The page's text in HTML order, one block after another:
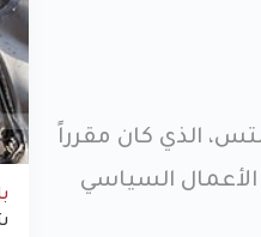
الذي كان مقرراً
الأعمال السياسي